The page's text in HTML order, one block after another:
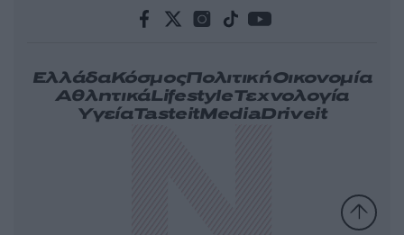
ΕλλάδαΚόσμοςΠολιτικήΟικονομία
ΑθλητικάLifestyleΤεχνολογία
ΥγείαTasteitMediaDriveit